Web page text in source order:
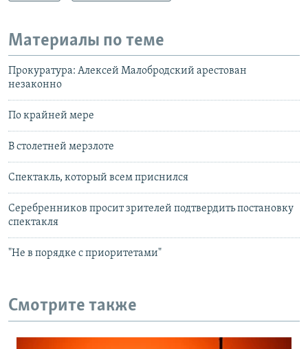
Материалы по теме
Прокуратура: Алексей Малобродский арестован
незаконно
По крайней мере
В столетней мерзлоте
Спектакль, который всем приснился
Серебренников просит зрителей подтвердить постановку
спектакля
"Не в порядке с приоритетами"
Смотрите также